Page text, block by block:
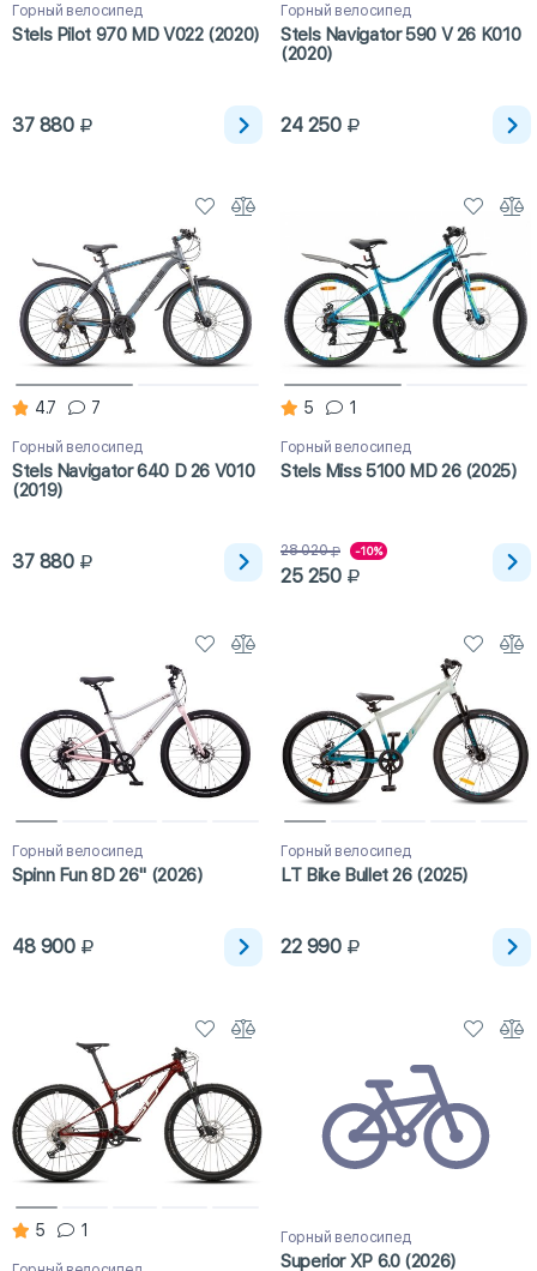
Горный велосипед
Stels Pilot 970 MD V022 (2020)
37 880
Горный велосипед
Stels Navigator 590 V 26 K010
(2020)
24 250
4.7 7
Горный велосипед
Stels Navigator 640 D 26 V010
(2019)
37 880
5 1
Горный велосипед
Stels Miss 5100 MD 26 (2025)
28 020 -10%
25 250
Горный велосипед
Spinn Fun 8D 26" (2026)
48 900
Горный велосипед
LT Bike Bullet 26 (2025)
22 990
5 1 Горный велосипед
Superior XP 6.0 (2026)